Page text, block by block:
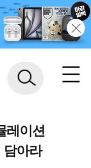
레이션
담아라